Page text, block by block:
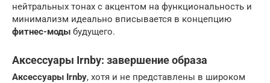
нейтральных тонах с акцентом на функциональность и
минимализм идеально вписывается в концепцию
фитнес-моды будущего.
Аксессуары Irnby: завершение образа
Аксессуары Irnby, хотя и не представлены в широком